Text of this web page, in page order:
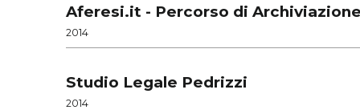
Aferesi.it - Percorso di
2014
Studio Legale Pedrizzi
2014